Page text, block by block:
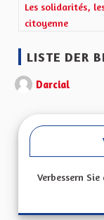
Ergebnisse nach
Les solidarités,
citoyenne
LISTE DER
Darcial
Verbessern